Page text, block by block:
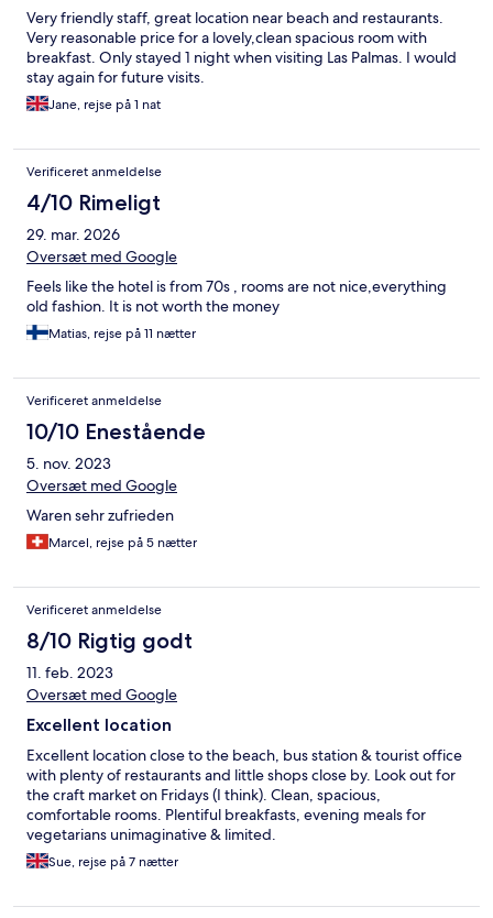
Very friendly staff, great location near beach and restaurants.
Very reasonable price for a lovely,clean spacious room with
breakfast. Only stayed 1 night when visiting Las Palmas. I would
stay again for future visits.
Jane, rejse på 1 nat
Verificeret anmeldelse
4/10 Rimeligt
29. mar. 2026
Oversæt med Google
Feels like the hotel is from 70s , rooms are not nice,everything
old fashion. It is not worth the money
Matias, rejse på 11 nætter
Verificeret anmeldelse
10/10 Enestående
5. nov. 2023
Oversæt med Google
Waren sehr zufrieden
Marcel, rejse på 5 nætter
Verificeret anmeldelse
8/10 Rigtig godt
11. feb. 2023
Oversæt med Google
Excellent location
Excellent location close to the beach, bus station & tourist office
with plenty of restaurants and little shops close by. Look out for
the craft market on Fridays (I think). Clean, spacious,
comfortable rooms. Plentiful breakfasts, evening meals for
vegetarians unimaginative & limited.
Sue, rejse på 7 nætter